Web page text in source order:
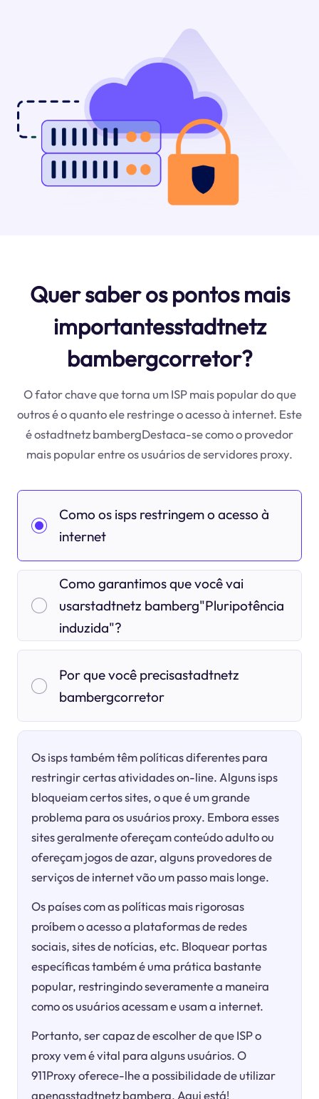
Quer saber os pontos mais
importantesstadtnetz
bambergcorretor?
O fator chave que torna um ISP mais popular do que
outros é o quanto ele restringe o acesso à internet. Este
é ostadtnetz bambergDestaca-se como o provedor
mais popular entre os usuários de servidores proxy.
Como os isps restringem o acesso à
internet
Como garantimos que você vai
usarstadtnetz bamberg"Pluripotência
induzida"?
Por que você precisastadtnetz
bambergcorretor
Os isps também têm políticas diferentes para
restringir certas atividades on-line. Alguns isps
bloqueiam certos sites, o que é um grande
problema para os usuários proxy. Embora esses
sites geralmente ofereçam conteúdo adulto ou
ofereçam jogos de azar, alguns provedores de
serviços de internet vão um passo mais longe.
Os países com as políticas mais rigorosas
proíbem o acesso a plataformas de redes
sociais, sites de notícias, etc. Bloquear portas
específicas também é uma prática bastante
popular, restringindo severamente a maneira
como os usuários acessam e usam a internet.
Portanto, ser capaz de escolher de que ISP o
proxy vem é vital para alguns usuários. O
911Proxy oferece-lhe a possibilidade de utilizar
apenasstadtnetz bamberg. Aqui está!